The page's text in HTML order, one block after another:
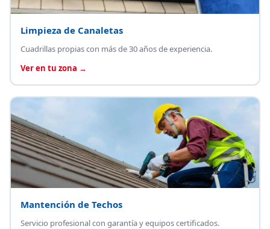
Limpieza de Canaletas
Cuadrillas propias con más de 30 años de experiencia.
Ver en tu zona →
Mantención de Techos
Servicio profesional con garantía y equipos certificados.